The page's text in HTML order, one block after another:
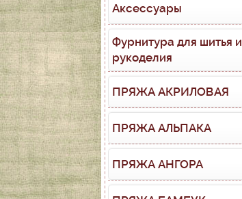
Аксессуары
Фурнитура для шитья и
рукоделия
ПРЯЖА АКРИЛОВАЯ
ПРЯЖА АЛЬПАКА
ПРЯЖА АНГОРА